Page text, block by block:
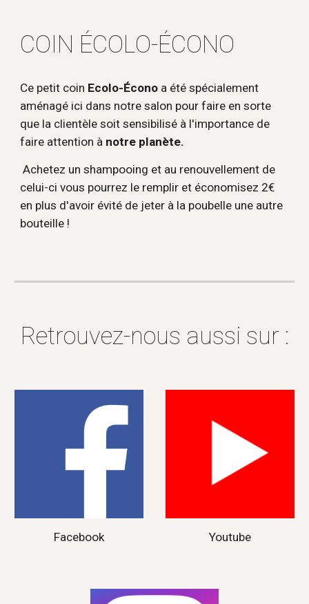
COIN ÉCOLO-ÉCONO
Ce petit coin Ecolo-Écono a été spécialement
aménagé ici dans notre salon pour faire en sorte
que la clientèle soit sensibilisé à l'importance de
faire attention à notre planète.
Achetez un shampooing et au renouvellement de
celui-ci vous pourrez le remplir et économisez 2€
en plus d'avoir évité de jeter à la poubelle une autre
bouteille !
Retrouvez-nous aussi sur :
Facebook Youtube